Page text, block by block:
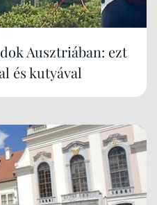
Ausztriában: ezt
és kutyával